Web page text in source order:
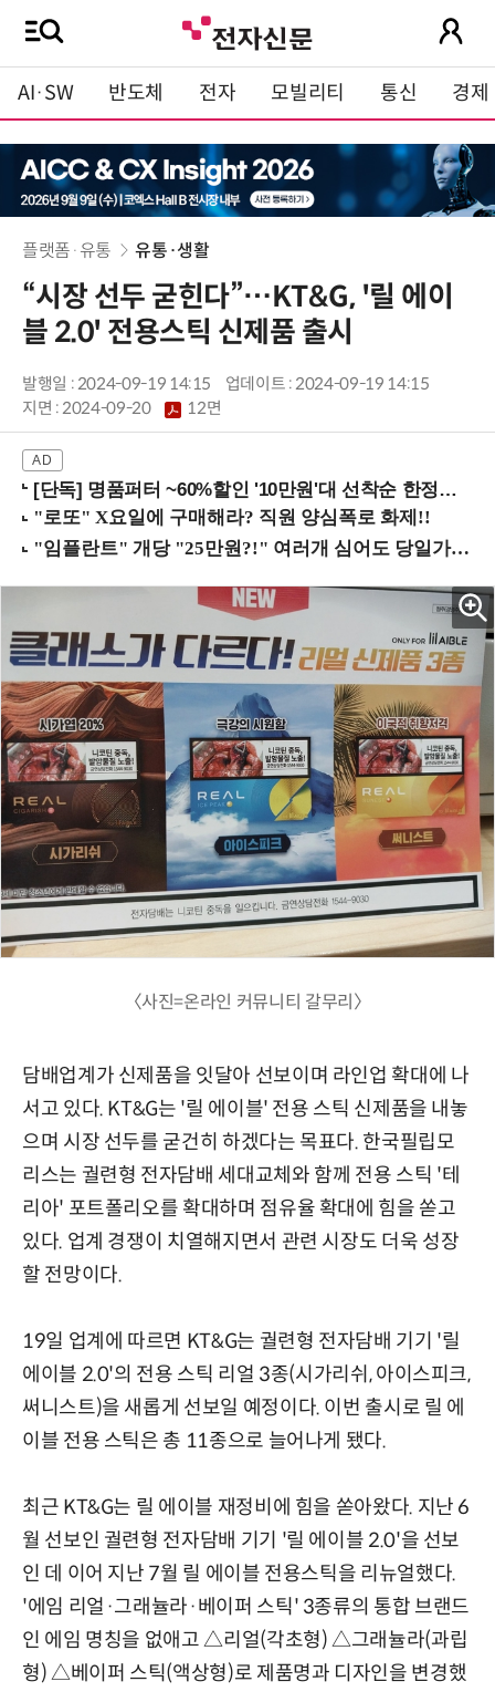
AI·SW 반도체 전자 모빌리티 통신 경제
플랫폼·유통 유통·생활
“시장 선두 굳힌다”…KT&G, '릴 에이
블 2.0' 전용스틱 신제품 출시
발행일 : 2024-09-19 14:15
업데이트 : 2024-09-19 14:15
지면 :2024-09-20 12면
[단독] 명품퍼터 ~60%할인 '10만원'대 선착순 한정판매!
〈사진=온라인 커뮤니티 갈무리〉
담배업계가 신제품을 잇달아 선보이며 라인업 확대에 나
서고 있다. KT&G는 '릴 에이블' 전용 스틱 신제품을 내놓
으며 시장 선두를 굳건히 하겠다는 목표다. 한국필립모
리스는 궐련형 전자담배 세대교체와 함께 전용 스틱 '테
리아' 포트폴리오를 확대하며 점유율 확대에 힘을 쏟고
있다. 업계 경쟁이 치열해지면서 관련 시장도 더욱 성장
할 전망이다.
19일 업계에 따르면 KT&G는 궐련형 전자담배 기기 '릴
에이블 2.0'의 전용 스틱 리얼 3종(시가리쉬, 아이스피크,
써니스트)을 새롭게 선보일 예정이다. 이번 출시로 릴 에
이블 전용 스틱은 총 11종으로 늘어나게 됐다.
최근 KT&G는 릴 에이블 재정비에 힘을 쏟아왔다. 지난 6
월 선보인 궐련형 전자담배 기기 '릴 에이블 2.0'을 선보
인 데 이어 지난 7월 릴 에이블 전용스틱을 리뉴얼했다.
'에임 리얼·그래뉼라·베이퍼 스틱' 3종류의 통합 브랜드
인 에임 명칭을 없애고 △리얼(각초형) △그래뉼라(과립
형) △베이퍼 스틱(액상형)로 제품명과 디자인을 변경했